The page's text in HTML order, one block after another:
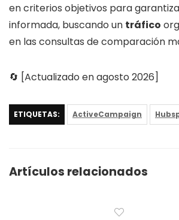
en criterios objetivos para
informada, buscando un tráfico
en las consultas de comparación
🔄 [Actualizado en agosto 2026]
ETIQUETAS: ActiveCampaign
Artículos relacionados